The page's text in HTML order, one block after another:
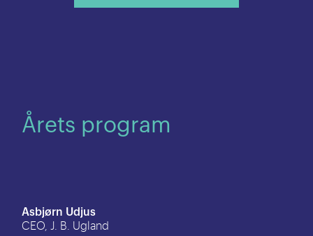
Årets program
Asbjørn Udjus
CEO, J. B. Ugland